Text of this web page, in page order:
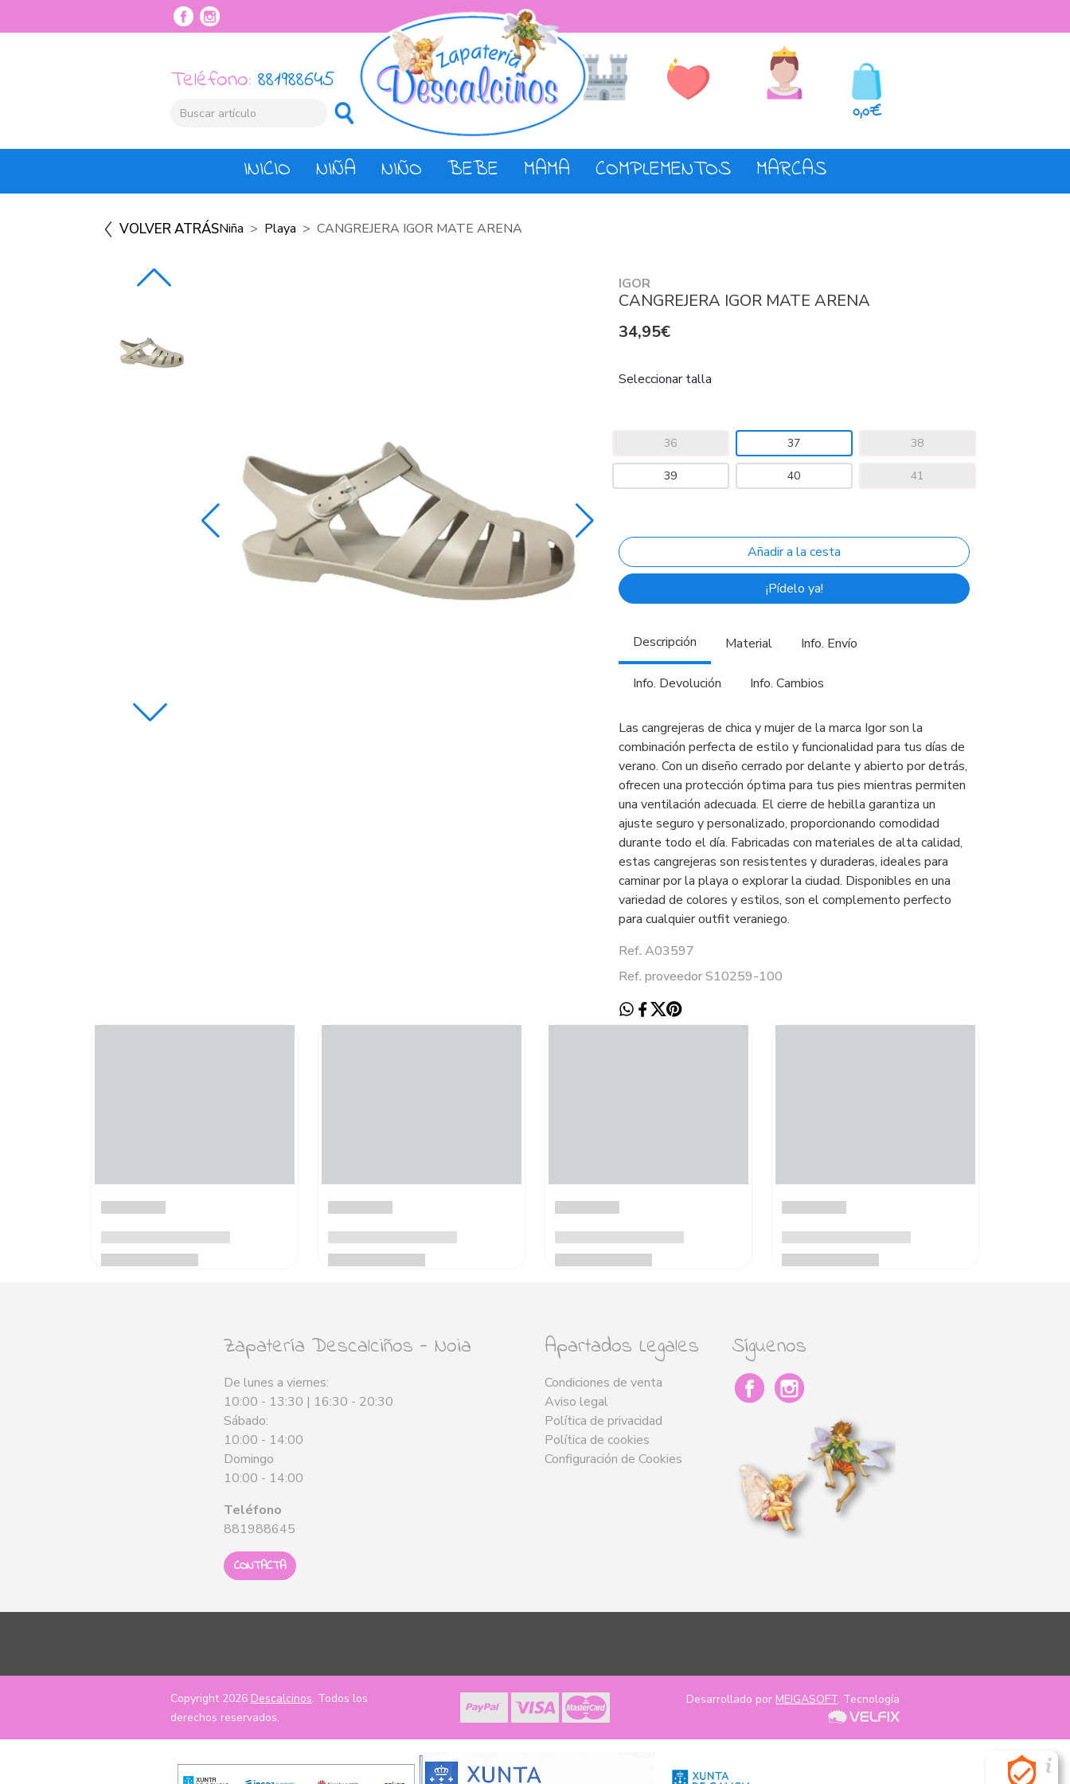
Teléfono: 881988645
0,0€
INICIO NIÑA NIÑO BEBE MAMA COMPLEMENTOS MARCAS
VOLVER ATRÁSNiña Playa CANGREJERA IGOR MATE ARENA
IGOR
CANGREJERA IGOR MATE ARENA
34,95€
Seleccionar talla
36 37 38
39 40 41
¡Pídelo ya!
Descripción Material Info. Envío
Info. Devolución Info. Cambios
Las cangrejeras de chica y mujer de la marca Igor son la
combinación perfecta de estilo y funcionalidad para tus días de
verano. Con un diseño cerrado por delante y abierto por detrás,
ofrecen una protección óptima para tus pies mientras permiten
una ventilación adecuada. El cierre de hebilla garantiza un
ajuste seguro y personalizado, proporcionando comodidad
durante todo el día. Fabricadas con materiales de alta calidad,
estas cangrejeras son resistentes y duraderas, ideales para
caminar por la playa o explorar la ciudad. Disponibles en una
variedad de colores y estilos, son el complemento perfecto
para cualquier outfit veraniego.
Ref. A03597
Ref. proveedor S10259-100
Zapatería Descalciños - Noia
De lunes a viernes:
10:00 - 13:30 | 16:30 - 20:30
Sábado:
10:00 - 14:00
Domingo
10:00 - 14:00
Teléfono
881988645
CONTACTA
Apartados Legales
Condiciones de venta
Aviso legal
Política de privacidad
Política de cookies
Configuración de Cookies
Síguenos
Copyright 2026 Descalcinos. Todos los
derechos reservados.
Desarrollado por MEIGASOFT. Tecnología